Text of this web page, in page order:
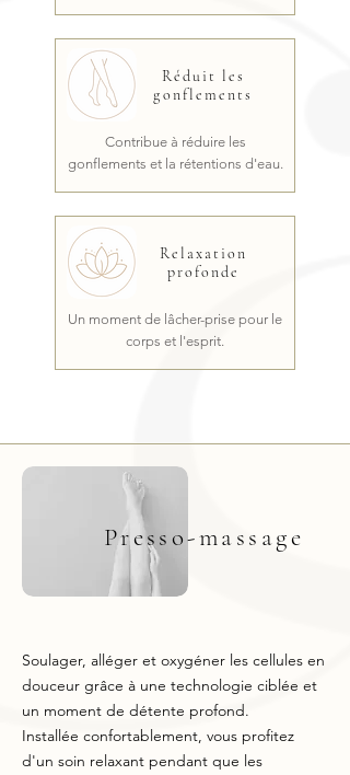
Réduit les
gonflements
Contribue à réduire les
gonflements et la rétentions d'eau.
Relaxation
profonde
Un moment de lâcher-prise pour le
corps et l'esprit.
Presso-massage
Soulager, alléger et oxygéner les cellules en
douceur grâce à une technologie ciblée et
un moment de détente profond.
Installée confortablement, vous profitez
d'un soin relaxant pendant que les